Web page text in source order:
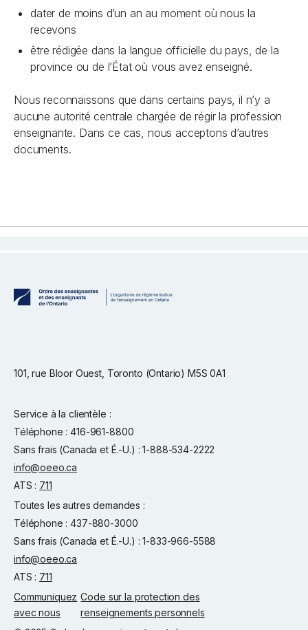
dater de moins d’un an au moment où nous la
recevons
être rédigée dans la langue officielle du pays, de la
province ou de l’État où vous avez enseigné.
Nous reconnaissons que dans certains pays, il n’y a
aucune autorité centrale chargée de régir la profession
enseignante. Dans ce cas, nous acceptons d’autres
documents.
101, rue Bloor Ouest, Toronto (Ontario) M5S 0A1
Service à la clientèle :
Téléphone : 416-961-8800
Sans frais (Canada et É.-U.) : 1-888-534-2222
info@oeeo.ca
ATS : 711
Toutes les autres demandes :
Téléphone : 437-880-3000
Sans frais (Canada et É.-U.) : 1-833-966-5588
info@oeeo.ca
ATS : 711
Communiquez
avec nous
Code sur la protection des
renseignements personnels